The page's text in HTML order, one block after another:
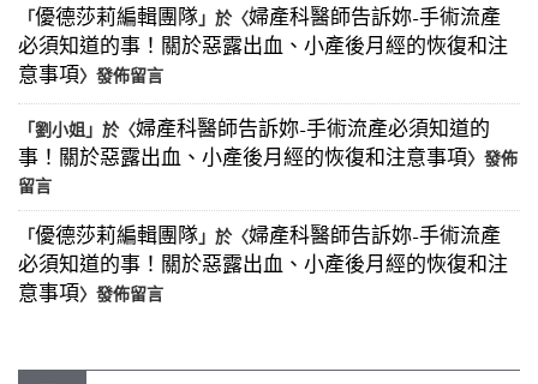
「優德莎莉編輯團隊」於〈婦產科醫師告訴妳-手術流產
必須知道的事！關於惡露出血、小產後月經的恢復和注
意事項〉發佈留言
「劉小姐」於〈婦產科醫師告訴妳-手術流產必須知道的
事！關於惡露出血、小產後月經的恢復和注意事項〉發佈
留言
「優德莎莉編輯團隊」於〈婦產科醫師告訴妳-手術流產
必須知道的事！關於惡露出血、小產後月經的恢復和注
意事項〉發佈留言